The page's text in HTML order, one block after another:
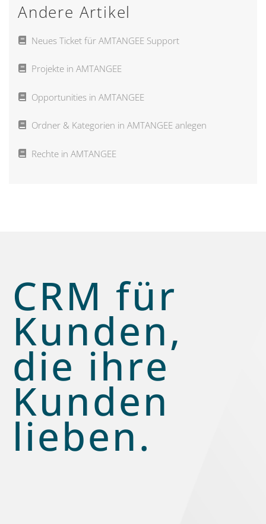
Andere Artikel
Neues Ticket für AMTANGEE Support
Projekte in AMTANGEE
Opportunities in AMTANGEE
Ordner & Kategorien in AMTANGEE anlegen
Rechte in AMTANGEE
CRM für
Kunden,
die ihre
Kunden
lieben.